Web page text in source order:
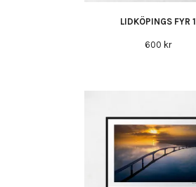
LIDKÖPINGS FYR 1
600 kr